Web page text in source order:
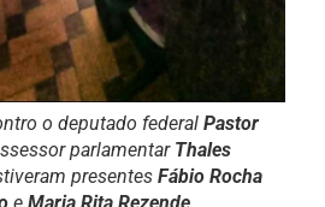
o deputado federal Pastor
parlamentar Thales
presentes Fábio Rocha